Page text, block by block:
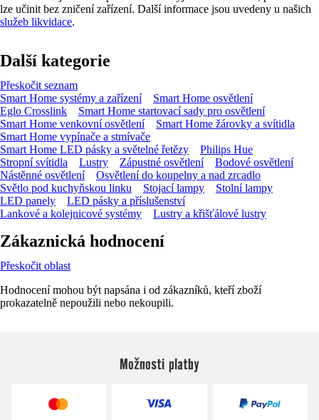
lze učinit bez zničení zařízení. Další informace jsou uvedeny u našich
služeb likvidace.
Další kategorie
Přeskočit seznam
Smart Home systémy a zařízení
Smart Home osvětlení
Eglo Crosslink
Smart Home startovací sady pro osvětlení
Smart Home venkovní osvětlení
Smart Home žárovky a svítidla
Smart Home vypínače a stmívače
Smart Home LED pásky a světelné řetězy
Philips Hue
Stropní svítidla
Lustry Zápustné osvětlení
Bodové osvětlení
Nástěnné osvětlení
Osvětlení do koupelny a nad zrcadlo
Světlo pod kuchyňskou linku
Stojací lampy
Stolní lampy
LED panely
LED pásky a příslušenství
Lankové a kolejnicové systémy
Lustry a křišťálové lustry
Zákaznická hodnocení
Přeskočit oblast
Hodnocení mohou být napsána i od zákazníků, kteří zboží
prokazatelně nepoužili nebo nekoupili.
Možnosti platby